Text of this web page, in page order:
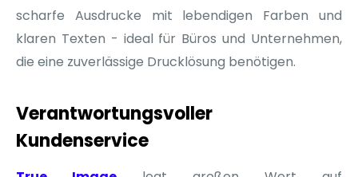
scharfe Ausdrucke mit lebendigen Farben und
klaren Texten - ideal für Büros und Unternehmen,
die eine zuverlässige Drucklösung benötigen.
Verantwortungsvoller
Kundenservice